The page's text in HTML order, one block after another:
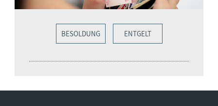
BESOLDUNG ENTGELT